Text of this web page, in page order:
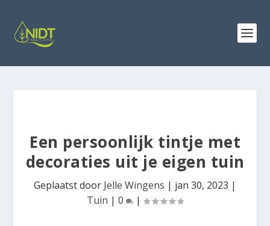
Een persoonlijk tintje met
decoraties uit je eigen tuin
Geplaatst door Jelle Wingens | jan 30, 2023 |
Tuin | 0 |